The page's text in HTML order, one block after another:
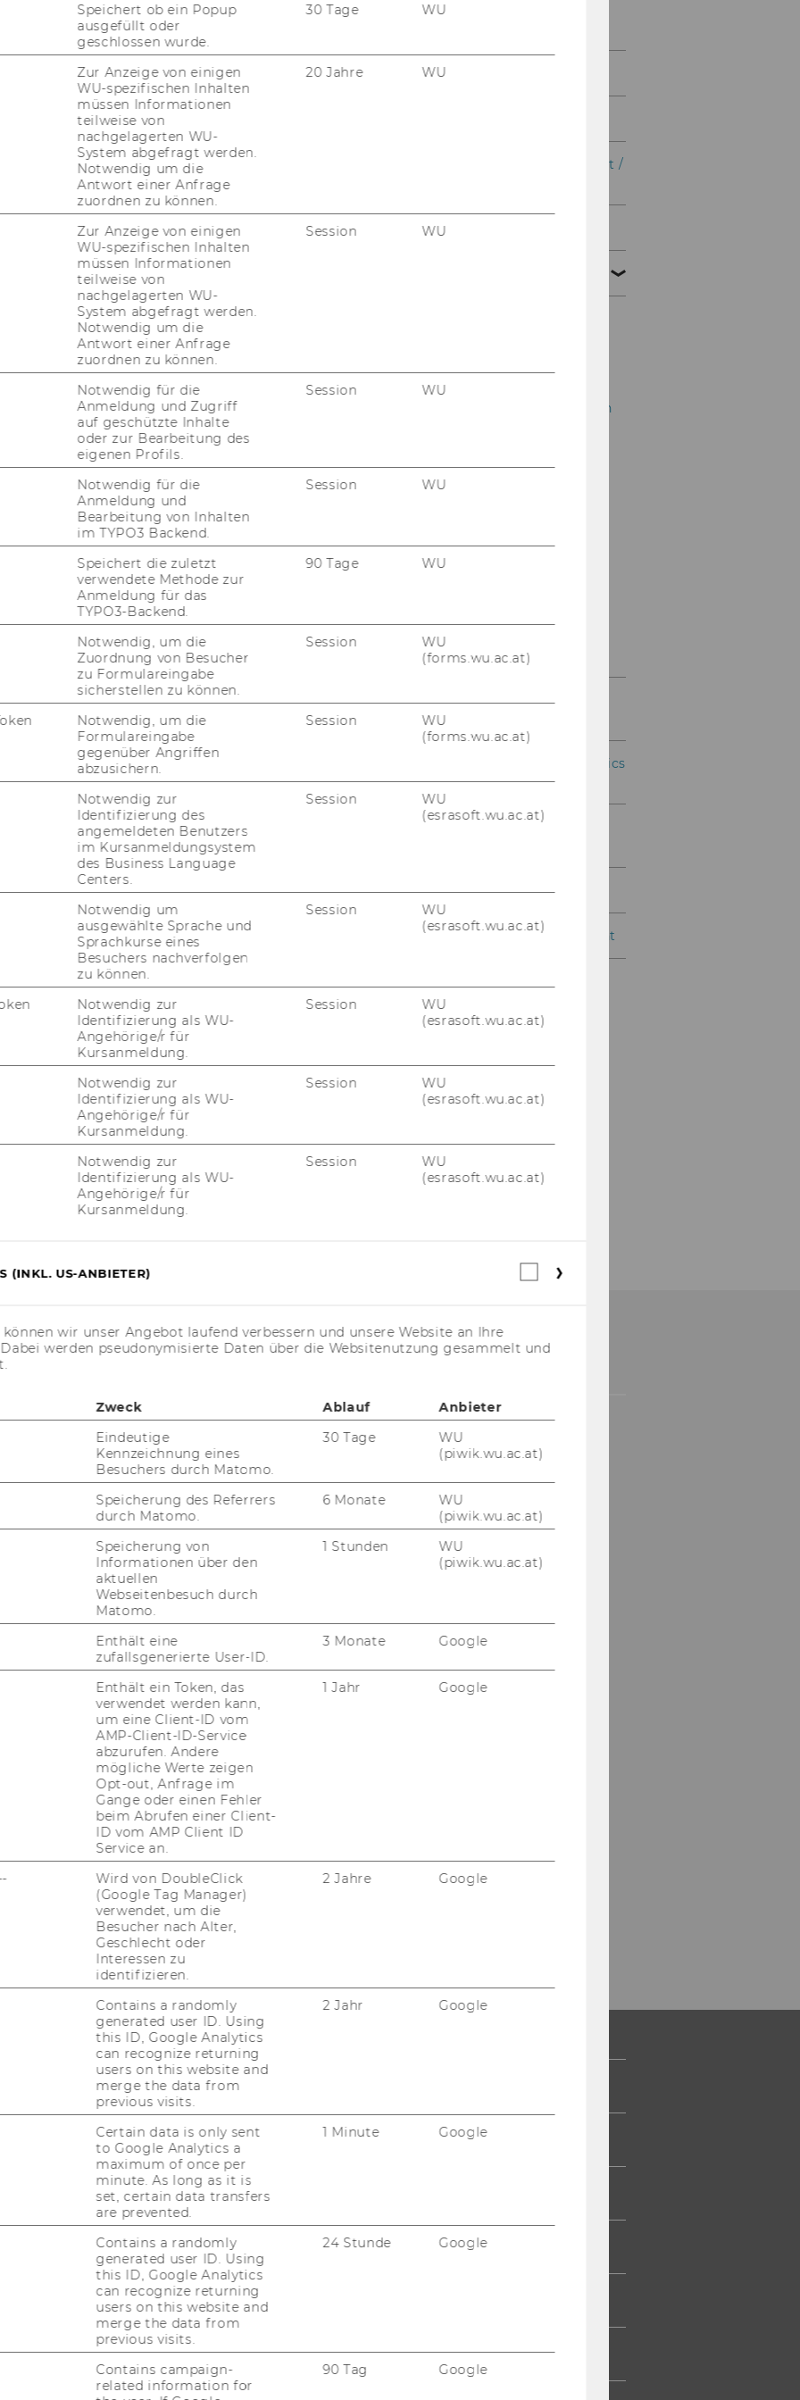
45) at the time of
or English
if I fulfill the
of being admitted to
the second or
if I have
admission
a decision to either
a science track?
take in general?
from abroad in the
fee for the program?
start?
get a job as a Quant
in Vienna?
available?
Steuern und
Wirtschaftsrecht
International Management /
Marketing
News & Information
Application & Admission
Master's Program
Economics
Socio-Ecological Economics
and Policy
Strategy, Innovation, and
Digital Economy
Supply Chain Management
FACTS & FI­GU­RES ABOUT
How fast is the stu­dents’
aca­de­mic pro­gress? How in­
ter­na­tio­nal is the stu­dent
body? Etc.
HOW TO APPLY
All the info you need to
ANY QUESTIONS?
PROGRAM MANAGER
DRAGANA PAJIC
D4 building, Department of
Finance, Accounting and Statistic
Welthandelsplatz 1
1020 Vienna
Tel:+43 1 31336 - 4815
E-Mail:qfin@wu.ac.at
FORSCHUNG
FORSCHUNGSPORTAL
FORSCHENDE
IMPACT DER FORSCHUNG
ORGANISATION DER
FORSCHUNGSINFRASTRUKTUR
STUDIERENDE
PRESSE
UNTERNEHMEN
Speichert ob ein Popup
ausgefüllt oder
geschlossen wurde.
30 Tage WU
Zur Anzeige von einigen
WU-spezifischen Inhalten
müssen Informationen
teilweise von
nachgelagerten WU-
System abgefragt werden.
Notwendig um die
Antwort einer Anfrage
zuordnen zu können.
20 Jahre WU
Zur Anzeige von einigen
WU-spezifischen Inhalten
müssen Informationen
teilweise von
nachgelagerten WU-
System abgefragt werden.
Notwendig um die
Antwort einer Anfrage
zuordnen zu können.
Session WU
Notwendig für die
Anmeldung und Zugriff
auf geschützte Inhalte
oder zur Bearbeitung des
eigenen Profils.
Session WU
Notwendig für die
Anmeldung und
Bearbeitung von Inhalten
im TYPO3 Backend.
Session WU
Speichert die zuletzt
verwendete Methode zur
Anmeldung für das
TYPO3-Backend.
90 Tage WU
Notwendig, um die
Zuordnung von Besucher
zu Formulareingabe
sicherstellen zu können.
Session
WU
(forms.wu.ac.at)
Notwendig, um die
Formulareingabe
gegenüber Angriffen
abzusichern.
Session
WU
(forms.wu.ac.at)
Notwendig zur
Identifizierung des
angemeldeten Benutzers
im Kursanmeldungsystem
des Business Language
Centers.
Session
WU
(esrasoft.wu.ac.at)
Notwendig um
ausgewählte Sprache und
Sprachkurse eines
Besuchers nachverfolgen
zu können.
Session
WU
(esrasoft.wu.ac.at)
Notwendig zur
Identifizierung als WU-
Angehörige/r für
Kursanmeldung.
Session
WU
(esrasoft.wu.ac.at)
Notwendig zur
Identifizierung als WU-
Angehörige/r für
Kursanmeldung.
Session
WU
(esrasoft.wu.ac.at)
Notwendig zur
Identifizierung als WU-
Angehörige/r für
Kursanmeldung.
Session
WU
(esrasoft.wu.ac.at)
(INKL. US-ANBIETER)
Webstatistik
wir unser Angebot laufend verbessern und unsere Website an Ihre
werden pseudonymisierte Daten über die Websitenutzung gesammelt und
Zweck Ablauf
Anbieter
Eindeutige
Kennzeichnung eines
Besuchers durch Matomo.
30 Tage
WU
(piwik.wu.ac.at)
Speicherung des Referrers
durch Matomo.
6 Monate
WU
(piwik.wu.ac.at)
Speicherung von
Informationen über den
aktuellen
Webseitenbesuch durch
Matomo.
1 Stunden
WU
(piwik.wu.ac.at)
Enthält eine
zufallsgenerierte User-ID.
3 Monate Google
Enthält ein Token, das
verwendet werden kann,
um eine Client-ID vom
AMP-Client-ID-Service
abzurufen. Andere
mögliche Werte zeigen
Opt-out, Anfrage im
Gange oder einen Fehler
beim Abrufen einer Client-
ID vom AMP Client ID
Service an.
1 Jahr Google
Wird von DoubleClick
(Google Tag Manager)
verwendet, um die
Besucher nach Alter,
Geschlecht oder
Interessen zu
identifizieren.
2 Jahre Google
Contains a randomly
generated user ID. Using
this ID, Google Analytics
can recognize returning
users on this website and
merge the data from
previous visits.
2 Jahr Google
Certain data is only sent
to Google Analytics a
maximum of once per
minute. As long as it is
set, certain data transfers
are prevented.
1 Minute Google
Contains a randomly
generated user ID. Using
this ID, Google Analytics
can recognize returning
users on this website and
merge the data from
previous visits.
24 Stunde Google
Contains campaign-
related information for
90 Tag Google